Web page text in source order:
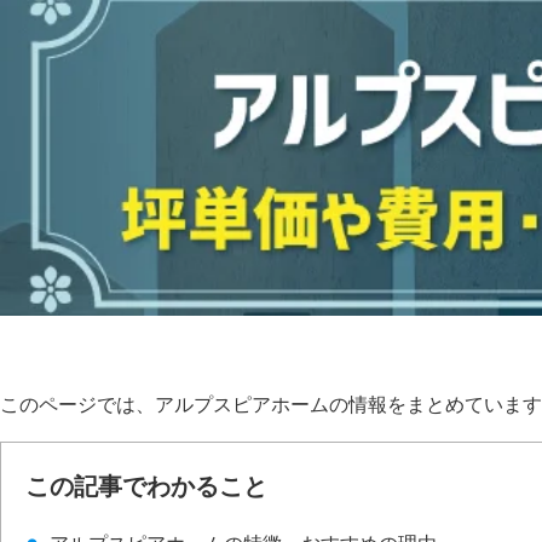
このページでは、アルプスピアホームの情報をまとめていま
この記事でわかること